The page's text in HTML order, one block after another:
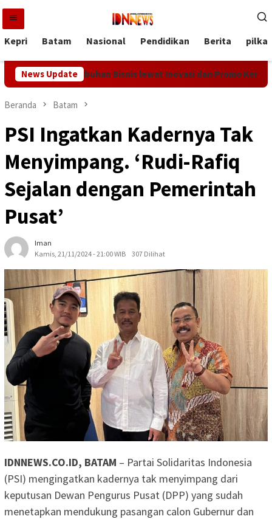
Loncat
konten
Kepri Batam Nasional Pendidikan Berita
News Update
Pertumbuhan Bisnis lewat Inovasi dan Promo Kemerdekaan
Beranda Batam
PSI Ingatkan Kadernya Tak
Menyimpang. ‘Rudi-Rafiq
Sejalan dengan Pemerintah
Pusat’
Iman
Kamis, 21/11/2024 - 21:00 WIB
307 Dilihat
IDNNEWS.CO.ID, BATAM – Partai Solidaritas Indonesia
(PSI) mengingatkan kadernya tak menyimpang dari
keputusan Dewan Pengurus Pusat (DPP) yang sudah
menetapkan mendukung pasangan calon Gubernur dan